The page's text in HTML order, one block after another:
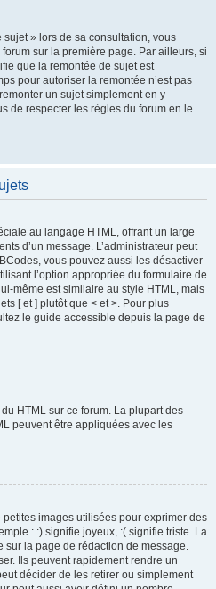
» lors de sa consultation, vous
sur la première page. Par ailleurs, si
que la remontée de sujet est
pour autoriser la remontée n’est pas
un sujet simplement en y
de respecter les règles du forum en le
au langage HTML, offrant un large
d’un message. L’administrateur peut
vous pouvez aussi les désactiver
l’option appropriée du formulaire de
même est similaire au style HTML, mais
[ et ] plutôt que < et >. Pour plus
le guide accessible depuis la page de
HTML sur ce forum. La plupart des
peuvent être appliquées avec les
images utilisées pour exprimer des
: :) signifie joyeux, :( signifie triste. La
sur la page de rédaction de message.
Ils peuvent rapidement rendre un
décider de les retirer ou simplement